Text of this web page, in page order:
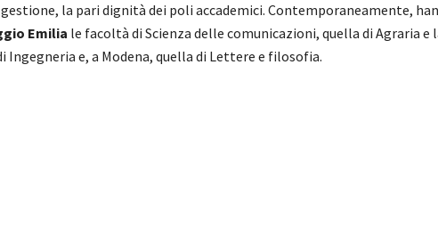
la pari dignità dei poli accademici. Contemporaneamente,
Emilia le facoltà di Scienza delle comunicazioni, quella di Agraria e
Ingegneria e, a Modena, quella di Lettere e filosofia.